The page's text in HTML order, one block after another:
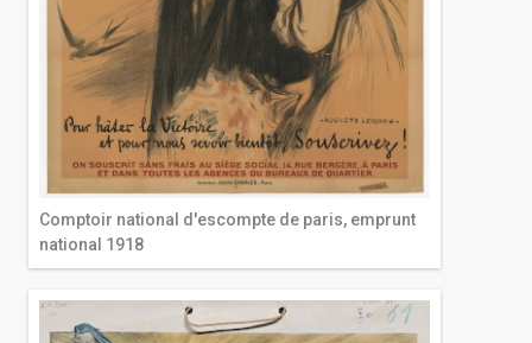
Comptoir national d'escompte de paris, emprunt
national 1918